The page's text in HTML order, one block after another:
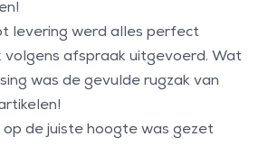
levering werd alles perfect
volgens afspraak uitgevoerd. Wat
was de gevulde rugzak van
de juiste hoogte was gezet